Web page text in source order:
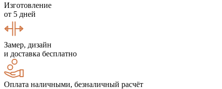
Изготовление
от 5 дней
Замер, дизайн
и доставка бесплатно
Оплата наличными, безналичный расчёт